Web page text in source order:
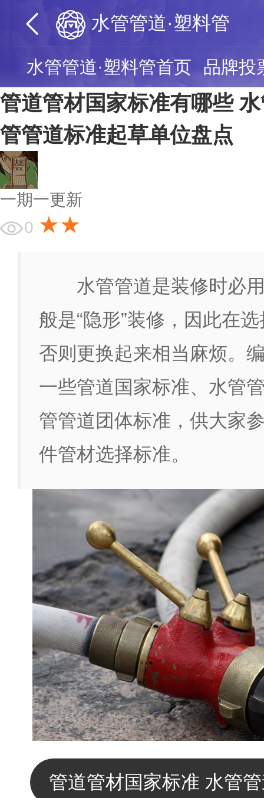
水管管道·塑料管
水管管道·塑料管首页 品牌投
管道管材国家标准有哪些
管管道标准起草单位盘点
一期一更新
0 ★★
水管管道是装修时必
般是“隐形”装修，因此在
否则更换起来相当麻烦。
一些管道国家标准、水管
管管道团体标准，供大家
件管材选择标准。
管道管材国家标准 水管